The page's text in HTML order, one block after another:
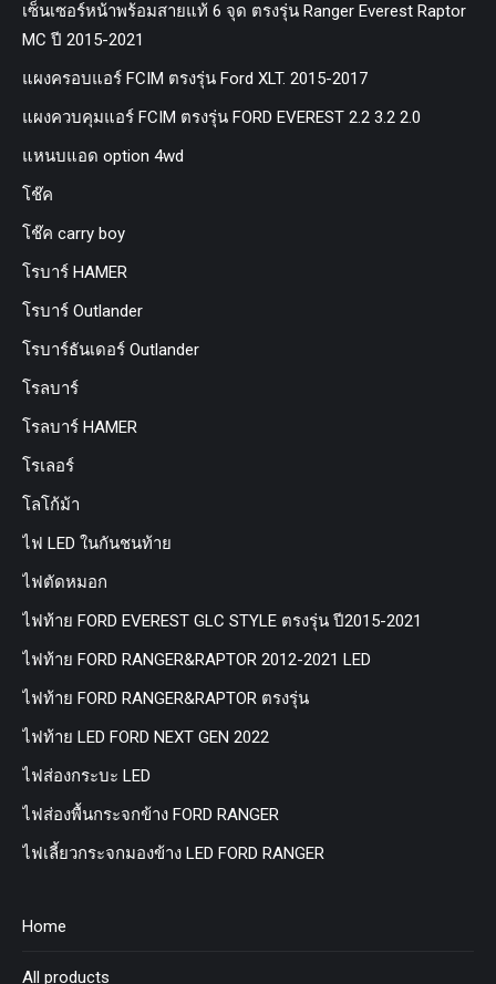
เซ็นเซอร์หน้าพร้อมสายแท้ 6 จุด ตรงรุ่น Ranger Everest Raptor
MC ปี 2015-2021
แผงครอบแอร์ FCIM ตรงรุ่น Ford XLT. 2015-2017
แผงควบคุมแอร์ FCIM ตรงรุ่น FORD EVEREST 2.2 3.2 2.0
แหนบแอด option 4wd
โช๊ค
โช๊ค carry boy
โรบาร์ HAMER
โรบาร์ Outlander
โรบาร์ธันเดอร์ Outlander
โรลบาร์
โรลบาร์ HAMER
โรเลอร์
โลโก้ม้า
ไฟ LED ในกันชนท้าย
ไฟตัดหมอก
ไฟท้าย FORD EVEREST GLC STYLE ตรงรุ่น ปี2015-2021
ไฟท้าย FORD RANGER&RAPTOR 2012-2021 LED
ไฟท้าย FORD RANGER&RAPTOR ตรงรุ่น
ไฟท้าย LED FORD NEXT GEN 2022
ไฟส่องกระบะ LED
ไฟส่องพื้นกระจกข้าง FORD RANGER
ไฟเลี้ยวกระจกมองข้าง LED FORD RANGER
Home
All products